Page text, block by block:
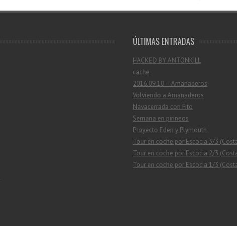
ÚLTIMAS ENTRADAS
HACKED BY ANTONKILL
cache
2016.09.10 – Amanaderos
Volviendo a Amanaderos
Navacerrada con Fito
Semana en pirineos
Proyecto Eden y Plymouth
Tour en coche por Escocia 3/3
Tour en coche por Escocia 2/3
Tour en coche por Escocia 1/3